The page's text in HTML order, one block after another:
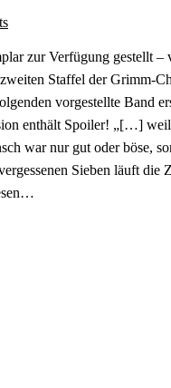
zur Verfügung gestellt –
Staffel der Grimm-
vorgestellte Band
enthält Spoiler! „[…]
war nur gut oder böse,
Sieben läuft die